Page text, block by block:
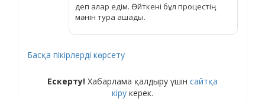
деп алар едім. Өйткені бұл процестің
мәнін тура ашады.
Басқа пікірлерді көрсету
Ескерту! Хабарлама қалдыру үшін сайтқа
кіру керек.